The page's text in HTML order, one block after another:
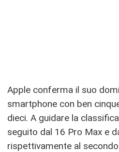
Apple conferma il suo
smartphone con ben
dieci. A guidare la classifica
seguito dal 16 Pro Max e
rispettivamente al